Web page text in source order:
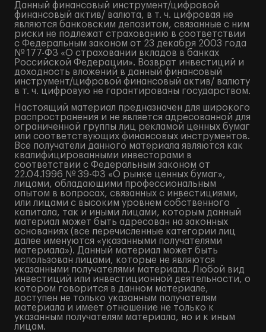
Данный финансовый инструмент/цифровой
финансовый актив/ валюта, в т. ч. цифровая не
являются банковским депозитом, связанные с ним
риски не подлежат страхованию в соответствии
с Федеральным законом от 23 декабря 2003 года
№ 177-ФЗ «О страховании вкладов в банках
Российской Федерации». Возврат инвестиций и
доходность вложений в данный финансовый
инструмент/цифровой финансовый актив/ валюту
в т. ч. цифровую не гарантированы государством.
Настоящий материал предназначен для широкого
распространения и не является адресованной для
ограниченной группы лиц рекламой ценных бумаг
или соответствующих финансовых инструментов.
Все получатели данного материала являются как
квалифицированными инвесторами в
соответствии с Федеральным законом от
22.04.1996 № 39-ФЗ «О рынке ценных бумаг»,
лицами, обладающими профессиональным
опытом в вопросах, связанных с инвестициями,
или лицами с высоким уровнем собственного
капитала, так и иными лицами, которым данный
материал может быть адресован на законных
основаниях (все перечисленные категории лиц
далее именуются «указанными получателями
материала»). Данный материал может быть
использован лицами, которые не являются
указанными получателями материала. Любой вид
инвестиций или инвестиционной деятельности, о
котором говорится в данном материале,
доступен не только указанным получателям
материала и имеет отношение не только к
указанным получателям материала, но и к иным
лицам.